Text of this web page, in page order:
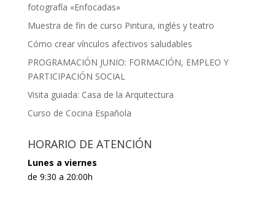
fotografía «Enfocadas»
Muestra de fin de curso Pintura, inglés y teatro
Cómo crear vínculos afectivos saludables
PROGRAMACIÓN JUNIO: FORMACIÓN, EMPLEO Y
PARTICIPACIÓN SOCIAL
Visita guiada: Casa de la Arquitectura
Curso de Cocina Española
HORARIO DE ATENCIÓN
Lunes a viernes
de 9:30 a 20:00h